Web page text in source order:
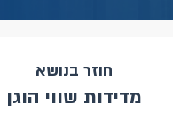
חוזר בנושא
מדידות שווי הוגן